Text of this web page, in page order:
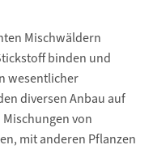
Mischwäldern
binden und
wesentlicher
diversen Anbau auf
von
mit anderen Pflanzen